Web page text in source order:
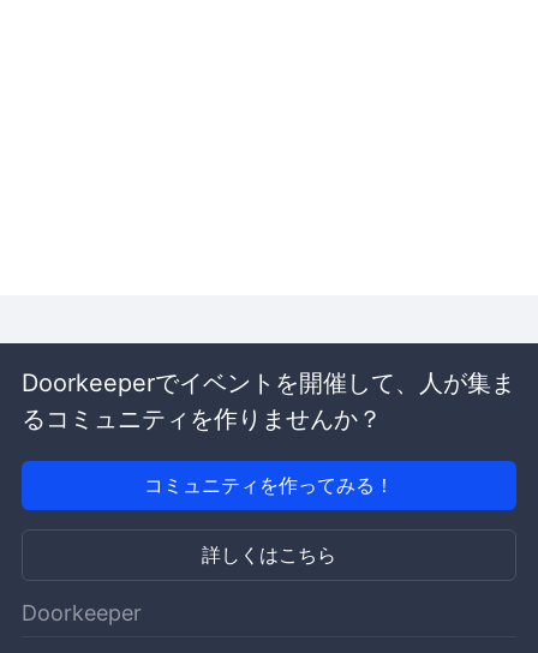
Doorkeeperでイベントを開催して、人が集ま
るコミュニティを作りませんか？
コミュニティを作ってみる！
詳しくはこちら
Doorkeeper